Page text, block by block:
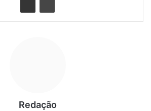
Redação